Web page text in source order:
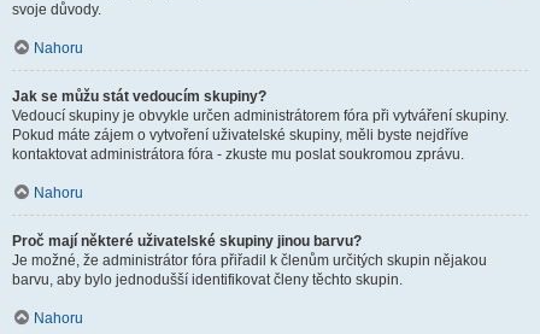
svoje důvody.
Nahoru
Jak se můžu stát vedoucím skupiny?
Vedoucí skupiny je obvykle určen administrátorem fóra při vytváření skupiny.
Pokud máte zájem o vytvoření uživatelské skupiny, měli byste nejdříve
kontaktovat administrátora fóra - zkuste mu poslat soukromou zprávu.
Nahoru
Proč mají některé uživatelské skupiny jinou barvu?
Je možné, že administrátor fóra přiřadil k členům určitých skupin nějakou
barvu, aby bylo jednodušší identifikovat členy těchto skupin.
Nahoru